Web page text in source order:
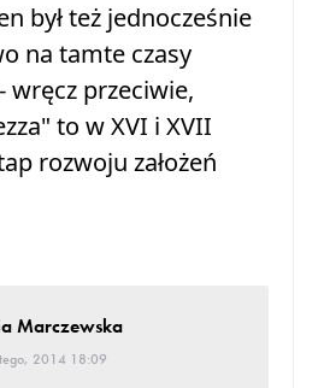
był też jednocześnie
na tamte czasy
wręcz przeciwie,
to w XVI i XVII
rozwoju założeń
Marczewska
2014 18:09